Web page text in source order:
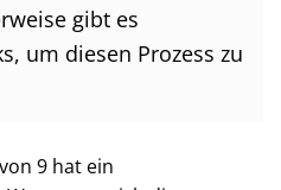
gibt es
um diesen Prozess zu
9 hat ein